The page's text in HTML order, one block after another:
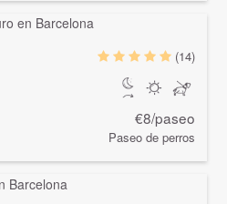
(14)
€8/paseo
Paseo de perros